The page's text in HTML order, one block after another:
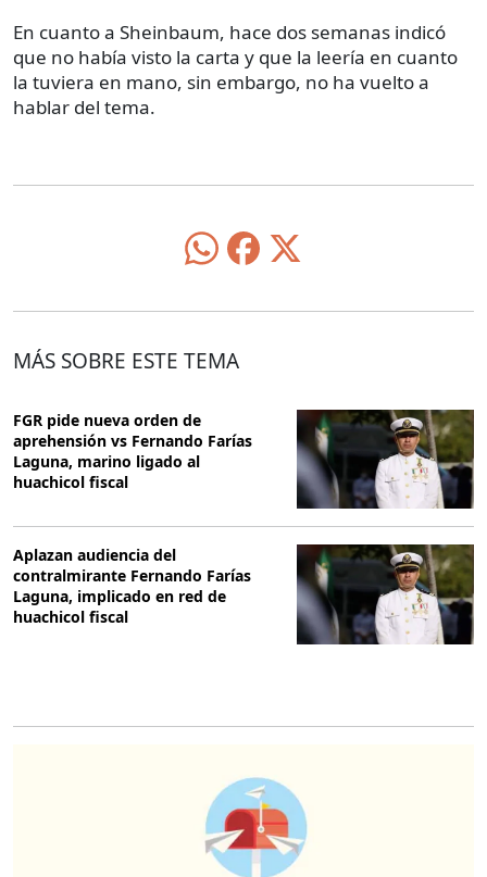
En cuanto a Sheinbaum, hace dos semanas indicó
que no había visto la carta y que la leería en cuanto
la tuviera en mano, sin embargo, no ha vuelto a
hablar del tema.
MÁS SOBRE ESTE TEMA
FGR pide nueva orden de
aprehensión vs Fernando Farías
Laguna, marino ligado al
huachicol fiscal
Aplazan audiencia del
contralmirante Fernando Farías
Laguna, implicado en red de
huachicol fiscal